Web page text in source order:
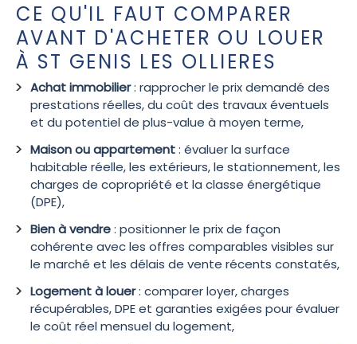
CE QU'IL FAUT COMPARER
AVANT D'ACHETER OU LOUER
À ST GENIS LES OLLIERES
Achat immobilier: rapprocher le prix demandé des
prestations réelles, du coût des travaux éventuels
et du potentiel de plus-value à moyen terme,
Maison ou appartement: évaluer la surface
habitable réelle, les extérieurs, le stationnement, les
charges de copropriété et la classe énergétique
(DPE),
Bien à vendre: positionner le prix de façon
cohérente avec les offres comparables visibles sur
le marché et les délais de vente récents constatés,
Logement à louer: comparer loyer, charges
récupérables, DPE et garanties exigées pour évaluer
le coût réel mensuel du logement,